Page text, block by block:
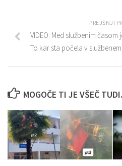
PREJŠNJI
VIDEO: Med službenim
To kar sta počela v
MOGOČE TI JE VŠEČ